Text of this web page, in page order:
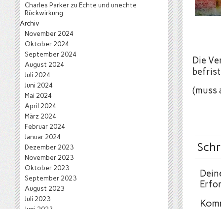
Die
(muss
Charles Parker zu Echte und unechte
Rückwirkung
Archiv
November 2024
Oktober 2024
September 2024
August 2024
Juli 2024
Juni 2024
Mai 2024
April 2024
März 2024
Februar 2024
Januar 2024
Dezember 2023
November 2023
Oktober 2023
September 2023
August 2023
Juli 2023